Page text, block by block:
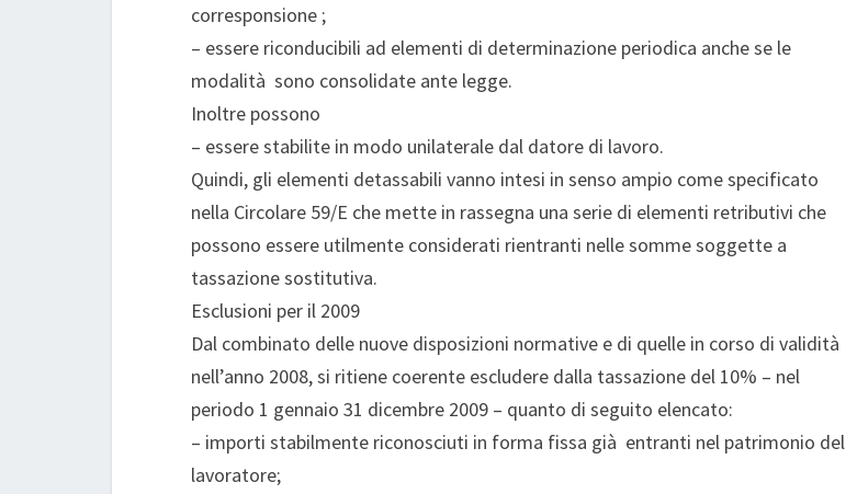
corresponsione ;
– essere riconducibili ad elementi di determinazione periodica anche se le
modalità sono consolidate ante legge.
Inoltre possono
– essere stabilite in modo unilaterale dal datore di lavoro.
Quindi, gli elementi detassabili vanno intesi in senso ampio come specificato
nella Circolare 59/E che mette in rassegna una serie di elementi retributivi che
possono essere utilmente considerati rientranti nelle somme soggette a
tassazione sostitutiva.
Esclusioni per il 2009
Dal combinato delle nuove disposizioni normative e di quelle in corso di validità
nell’anno 2008, si ritiene coerente escludere dalla tassazione del 10% – nel
periodo 1 gennaio 31 dicembre 2009 – quanto di seguito elencato:
– importi stabilmente riconosciuti in forma fissa già entranti nel patrimonio del
lavoratore;